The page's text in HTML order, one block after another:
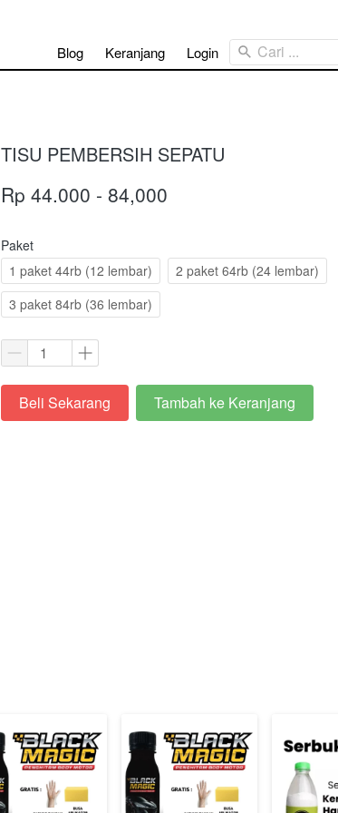
Blog Keranjang Login Cari ...
TISU PEMBERSIH SEPATU
Rp 44.000 - 84,000
Paket
1 paket 44rb (12 lembar)
2 paket 64rb (24 lembar)
3 paket 84rb (36 lembar)
`Beli Sekarang `
Tambah ke Keranjang